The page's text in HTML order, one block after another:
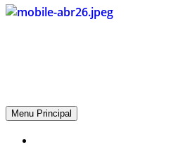
CPERS – Sindicato
CPERS – Sindicato dos Professores e
Menu Principal